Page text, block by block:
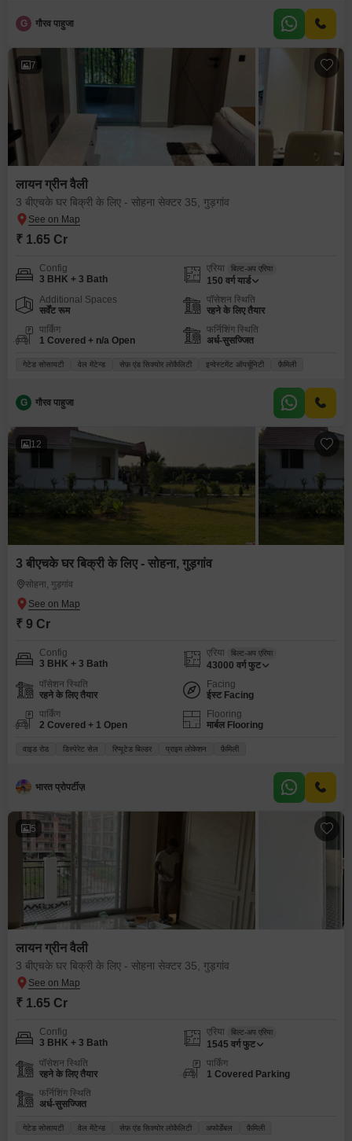
G गौरव पाहुजा
7
लायन ग्रीन वैली
3 बीएचके घर बिक्री के लिए - सोहना सेक्टर 35, गुड़गांव
₹ 1.65 Cr
Config
3 BHK + 3 Bath
एरिया बिल्ट-अप एरिया
150 वर्ग यार्ड
Additional Spaces
सर्वेंट रूम
पॉसेशन स्थिति
रहने के लिए तैयार
पार्किंग
1 Covered + n/a Open
फर्निशिंग स्थिति
अर्ध-सुसज्जित
गेटेड सोसायटी वेल मेंटेन्ड सेफ़ एंड सिक्योर लोकैलिटी इन्वेस्टमेंट ऑपर्चूनिटी फ़ैमिली
G गौरव पाहुजा
12
3 बीएचके घर बिक्री के लिए - सोहना, गुड़गांव
सोहना, गुड़गांव
₹ 9 Cr
Config
3 BHK + 3 Bath
एरिया बिल्ट-अप एरिया
43000 वर्ग फुट
पॉसेशन स्थिति
रहने के लिए तैयार
Facing
ईस्ट Facing
पार्किंग
2 Covered + 1 Open
Flooring
मार्बल Flooring
वाइड रोड डिस्पेरेट सेल रिप्यूटेड बिल्डर प्राइम लोकेशन फ़ैमिली
भारत प्रोपर्टीज़
5
लायन ग्रीन वैली
3 बीएचके घर बिक्री के लिए - सोहना सेक्टर 35, गुड़गांव
₹ 1.65 Cr
Config
3 BHK + 3 Bath
एरिया बिल्ट-अप एरिया
1545 वर्ग फुट
पॉसेशन स्थिति
रहने के लिए तैयार
पार्किंग
1 Covered Parking
फर्निशिंग स्थिति
अर्ध-सुसज्जित
गेटेड सोसायटी वेल मेंटेन्ड सेफ़ एंड सिक्योर लोकैलिटी अफोर्डेबल फ़ैमिली